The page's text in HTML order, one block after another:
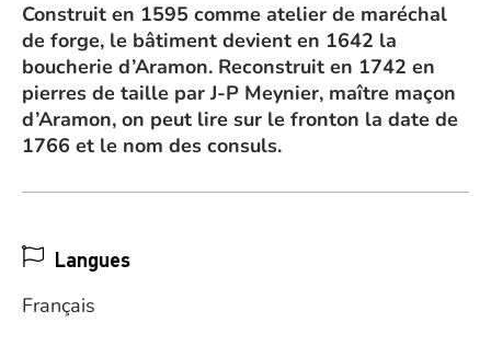
Construit en 1595 comme atelier de maréchal
de forge, le bâtiment devient en 1642 la
boucherie d’Aramon. Reconstruit en 1742 en
pierres de taille par J-P Meynier, maître maçon
d’Aramon, on peut lire sur le fronton la date de
1766 et le nom des consuls.
Langues
Français